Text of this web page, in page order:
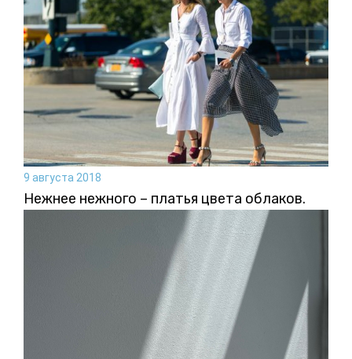
9 августа 2018
Нежнее нежного – платья цвета облаков.